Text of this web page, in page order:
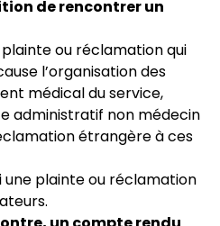
de rencontrer un
ou réclamation qui
l’organisation des
médical du service,
administratif non médecin
étrangère à ces
une plainte ou réclamation